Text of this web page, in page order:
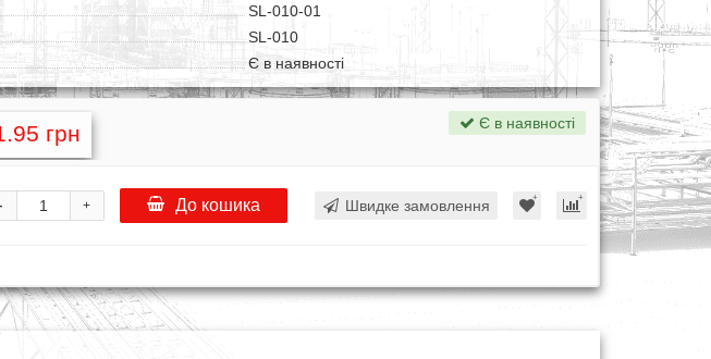
SL-010-01
SL-010
Є в наявності
грн Є в наявності
+ До кошика Швидке замовлення